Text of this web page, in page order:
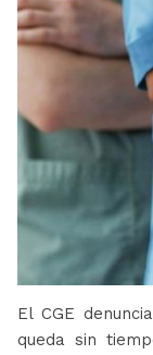
El CGE
queda sin